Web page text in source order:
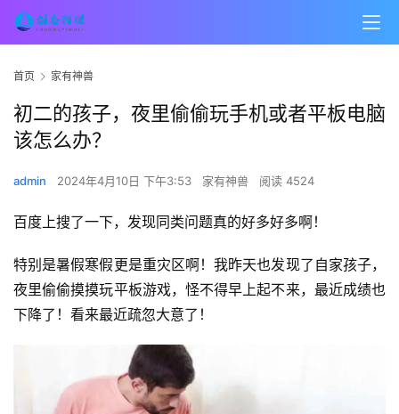
首页 家有神兽
初二的孩子，夜里偷偷玩手机或者平板电脑
该怎么办？
admin 2024年4月10日 下午3:53 家有神兽 阅读 4524
百度上搜了一下，发现同类问题真的好多好多啊！
特别是暑假寒假更是重灾区啊！我昨天也发现了自家孩子，
夜里偷偷摸摸玩平板游戏，怪不得早上起不来，最近成绩也
下降了！看来最近疏忽大意了！